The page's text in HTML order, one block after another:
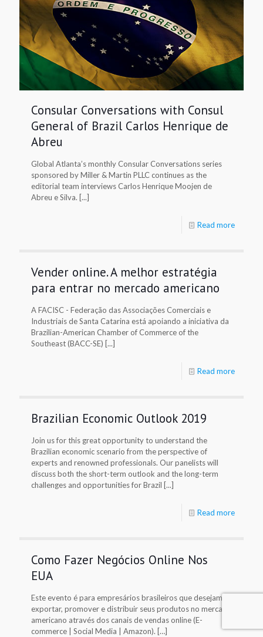
Consular Conversations with Consul
General of Brazil Carlos Henrique de
Abreu
Global Atlanta’s monthly Consular Conversations series
sponsored by Miller & Martin PLLC continues as the
editorial team interviews Carlos Henrique Moojen de
Abreu e Silva. [...]
Read more
Vender online. A melhor estratégia
para entrar no mercado americano
A FACISC - Federação das Associações Comerciais e
Industriais de Santa Catarina está apoiando a iniciativa da
Brazilian-American Chamber of Commerce of the
Southeast (BACC-SE) [...]
Read more
Brazilian Economic Outlook 2019
Join us for this great opportunity to understand the
Brazilian economic scenario from the perspective of
experts and renowned professionals. Our panelists will
discuss both the short-term outlook and the long-term
challenges and opportunities for Brazil [...]
Read more
Como Fazer Negócios Online Nos
EUA
Este evento é para empresários brasileiros que desejam
exportar, promover e distribuir seus produtos no mercado
americano através dos canais de vendas online (E-
commerce | Social Media | Amazon). […]